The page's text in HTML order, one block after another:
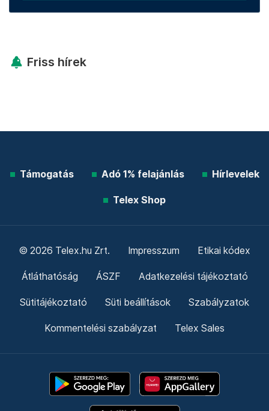
Friss hírek
Támogatás Adó 1% felajánlás Hírlevelek
Telex Shop
© 2026 Telex.hu Zrt. Impresszum Etikai kódex
Átláthatóság ÁSZF Adatkezelési tájékoztató
Sütitájékoztató Süti beállítások Szabályzatok
Kommentelési szabályzat Telex Sales